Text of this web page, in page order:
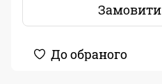
До обраного